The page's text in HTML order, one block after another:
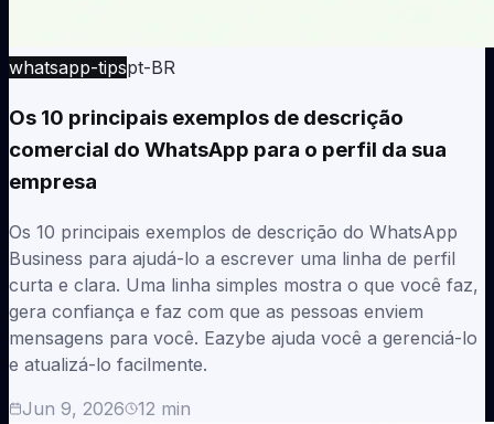
whatsapp-tipspt-BR
Os 10 principais exemplos de descrição
comercial do WhatsApp para o perfil da sua
empresa
Os 10 principais exemplos de descrição do WhatsApp
Business para ajudá-lo a escrever uma linha de perfil
curta e clara. Uma linha simples mostra o que você faz,
gera confiança e faz com que as pessoas enviem
mensagens para você. Eazybe ajuda você a gerenciá-lo
e atualizá-lo facilmente.
Jun 9, 2026
12 min